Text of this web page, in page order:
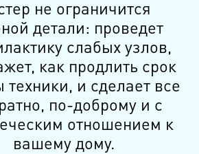
не ограничится
детали: проведет
слабых узлов,
как продлить срок
техники, и сделает все
по-доброму и с
отношением к
вашему дому.